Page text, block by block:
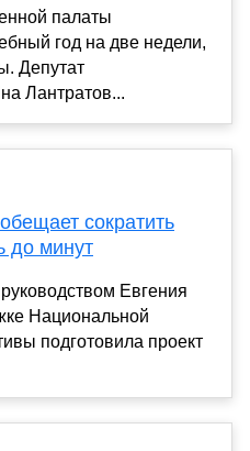
палаты
год на две недели,
Депутат
Лантратов...
сократить
до минут
Евгения
Национальной
подготовила проект